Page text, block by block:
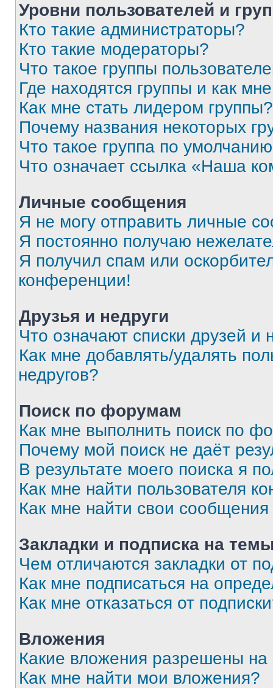
Уровни пользователей и
Кто такие администраторы?
Кто такие модераторы?
Что такое группы
Где находятся группы и как
Как мне стать лидером группы?
Почему названия некоторых
Что такое группа по
Что означает ссылка «Наша
Личные сообщения
Я не могу отправить личные
Я постоянно получаю
Я получил спам или
конференции!
Друзья и недруги
Что означают списки друзей и
Как мне добавлять/удалять
недругов?
Поиск по форумам
Как мне выполнить поиск по
Почему мой поиск не даёт
В результате моего поиска я
Как мне найти пользователя
Как мне найти свои
Закладки и подписка на
Чем отличаются закладки от
Как мне подписаться на
Как мне отказаться от
Вложения
Какие вложения разрешены
Как мне найти мои вложения?